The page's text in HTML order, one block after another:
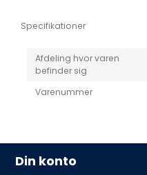
Specifikationer
Afdeling hvor varen
befinder sig
Varenummer
Din konto